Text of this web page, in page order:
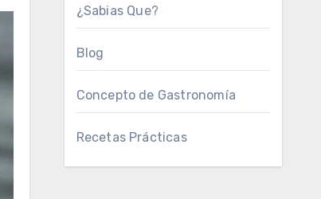
¿Sabias Que?
Blog
Concepto de Gastronomía
Recetas Prácticas